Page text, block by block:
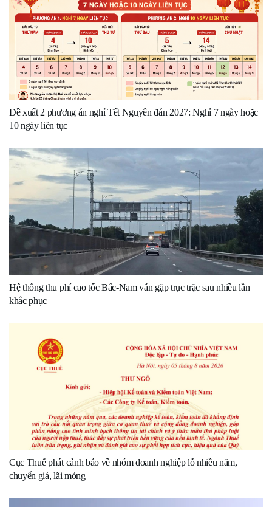
Đề xuất 2 phương án nghỉ Tết Nguyên đán 2027: Nghỉ 7 ngày hoặc
10 ngày liên tục
Hệ thống thu phí cao tốc Bắc-Nam vẫn gặp trục trặc sau nhiều lần
khắc phục
Cục Thuế phát cảnh báo về nhóm doanh nghiệp lỗ nhiều năm,
chuyển giá, lãi mỏng